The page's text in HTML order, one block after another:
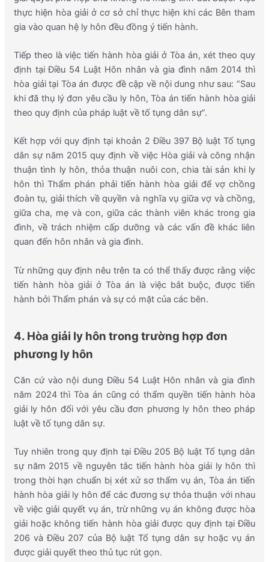
thực hiện hòa giải ở cơ sở chỉ thực hiện khi các Bên tham
gia vào quan hệ ly hôn đều đồng ý tiến hành.
Tiếp theo là việc tiến hành hòa giải ở Tòa án, xét theo quy
định tại Điều 54 Luật Hôn nhân và gia đình năm 2014 thì
hòa giải tại Tòa án được đề cập về nội dung như sau: “Sau
khi đã thụ lý đơn yêu cầu ly hôn, Tòa án tiến hành hòa giải
theo quy định của pháp luật về tố tụng dân sự”.
Kết hợp với quy định tại khoản 2 Điều 397 Bộ luật Tố tụng
dân sự năm 2015 quy định về việc Hòa giải và công nhận
thuận tình ly hôn, thỏa thuận nuôi con, chia tài sản khi ly
hôn thì Thẩm phán phải tiến hành hòa giải để vợ chồng
đoàn tụ, giải thích về quyền và nghĩa vụ giữa vợ và chồng,
giữa cha, mẹ và con, giữa các thành viên khác trong gia
đình, về trách nhiệm cấp dưỡng và các vấn đề khác liên
quan đến hôn nhân và gia đình.
Từ những quy định nêu trên ta có thể thấy được rằng việc
tiến hành hòa giải ở Tòa án là việc bắt buộc, được tiến
hành bởi Thẩm phán và sự có mặt của các bên.
4. Hòa giải ly hôn trong trường hợp đơn
phương ly hôn
Căn cứ vào nội dung Điều 54 Luật Hôn nhân và gia đình
năm 2024 thì Tòa án cũng có thẩm quyền tiến hành hòa
giải ly hôn đối với yêu cầu đơn phương ly hôn theo pháp
luật về tố tụng dân sự.
Tuy nhiên trong quy định tại Điều 205 Bộ luật Tố tụng dân
sự năm 2015 về nguyên tắc tiến hành hòa giải ly hôn thì
trong thời hạn chuẩn bị xét xử sơ thẩm vụ án, Tòa án tiến
hành hòa giải ly hôn để các đương sự thỏa thuận với nhau
về việc giải quyết vụ án, trừ những vụ án không được hòa
giải hoặc không tiến hành hòa giải được quy định tại Điều
206 và Điều 207 của Bộ luật Tố tụng dân sự hoặc vụ án
được giải quyết theo thủ tục rút gọn.